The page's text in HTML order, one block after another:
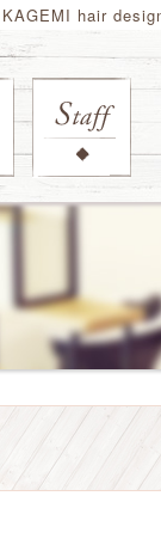
KAGEMI hair